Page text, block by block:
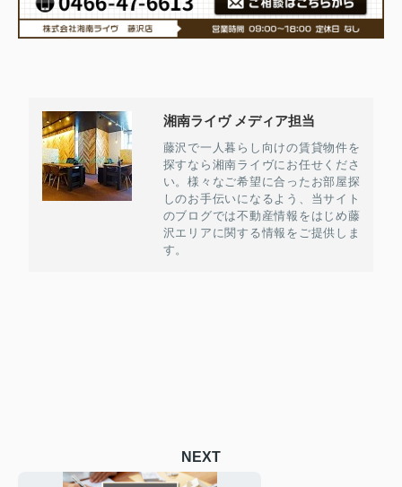
湘南ライヴ メディア担当
藤沢で一人暮らし向けの賃貸物件を
探すなら湘南ライヴにお任せくださ
い。様々なご希望に合ったお部屋探
しのお手伝いになるよう、当サイト
のブログでは不動産情報をはじめ藤
沢エリアに関する情報をご提供しま
す。
NEXT